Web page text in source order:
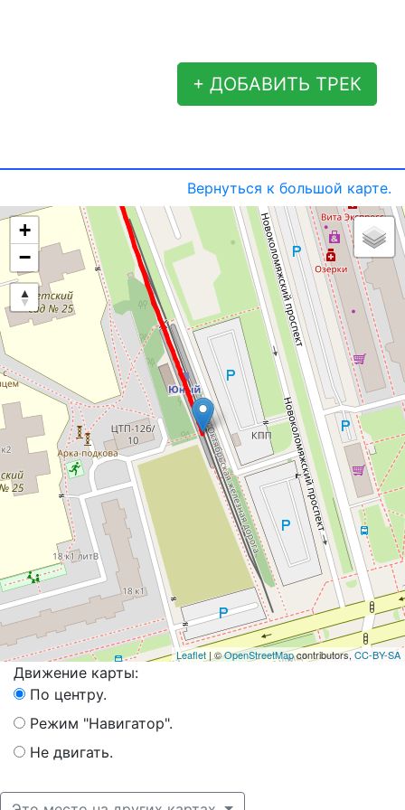
+ ДОБАВИТЬ ТРЕК
Вернуться к большой карте.
+
−
Leaflet | ©OpenStreetMapcontributors,CC-BY-SA
Движение карты:
По центру.
Режим "Навигатор".
Не двигать.